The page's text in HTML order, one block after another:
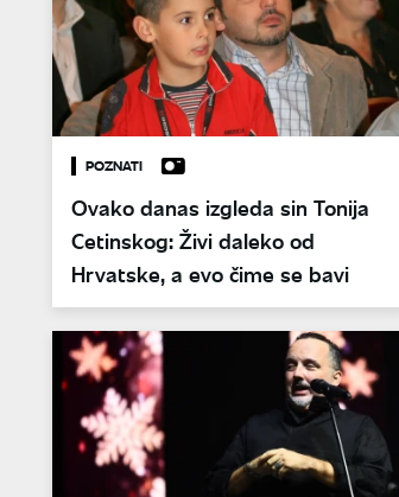
POZNATI
Ovako danas izgleda sin Tonija
Cetinskog: Živi daleko od
Hrvatske, a evo čime se bavi